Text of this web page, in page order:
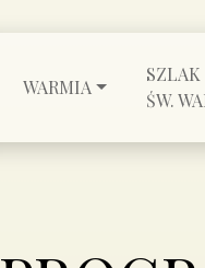
WARMIA
SZLAK
ŚW.